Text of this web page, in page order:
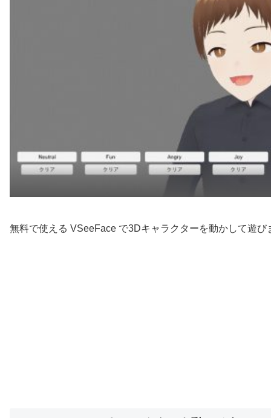
無料で使える VSeeFace で3Dキャラクターを動かして遊び